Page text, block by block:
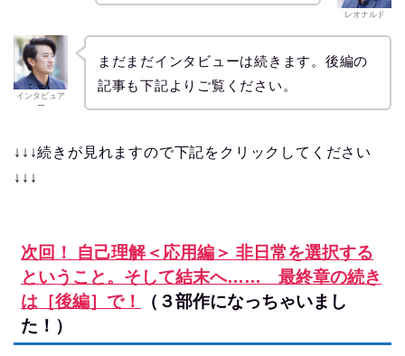
レオナルド
インタビュア
ー
まだまだインタビューは続きます。後編の
記事も下記よりご覧ください。
↓↓↓続きが見れますので下記をクリックしてください
↓↓↓
次回！ 自己理解＜応用編＞ 非日常を選択する
ということ。そして結末へ…… 最終章の続き
は［後編］で！
（３部作になっちゃいまし
た！）